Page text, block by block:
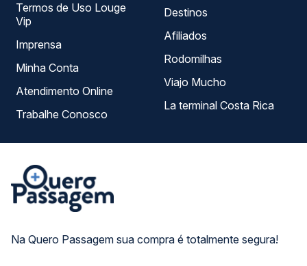
Na Quero Passagem sua compra é totalmente segura!
Termos de Uso Louge
Vip
Imprensa
Minha Conta
Atendimento Online
Trabalhe Conosco
Destinos
Afiliados
Rodomilhas
Viajo Mucho
La terminal Costa Rica